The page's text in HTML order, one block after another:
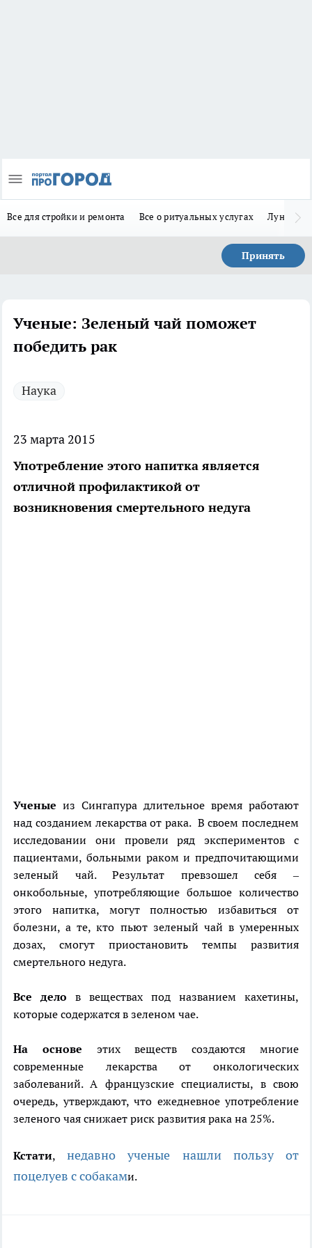
Все для стройки и ремонта Все о ритуальных услугах Лунно-
Принять
Ученые: Зеленый чай поможет
победить рак
Наука
23 марта 2015
Употребление этого напитка является
отличной профилактикой от
возникновения смертельного недуга
Ученые из Сингапура длительное время работают
над созданием лекарства от рака. В своем последнем
исследовании они провели ряд экспериментов с
пациентами, больными раком и предпочитающими
зеленый чай. Результат превзошел себя –
онкобольные, употребляющие большое количество
этого напитка, могут полностью избавиться от
болезни, а те, кто пьют зеленый чай в умеренных
дозах, смогут приостановить темпы развития
смертельного недуга.
Все дело в веществах под названием кахетины,
которые содержатся в зеленом чае.
На основе этих веществ создаются многие
современные лекарства от онкологических
заболеваний. А французские специалисты, в свою
очередь, утверждают, что ежедневное употребление
зеленого чая снижает риск развития рака на 25%.
Кстати,недавно ученые нашли пользу от
поцелуев с собаками.